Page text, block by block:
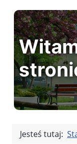
Jesteś tutaj: